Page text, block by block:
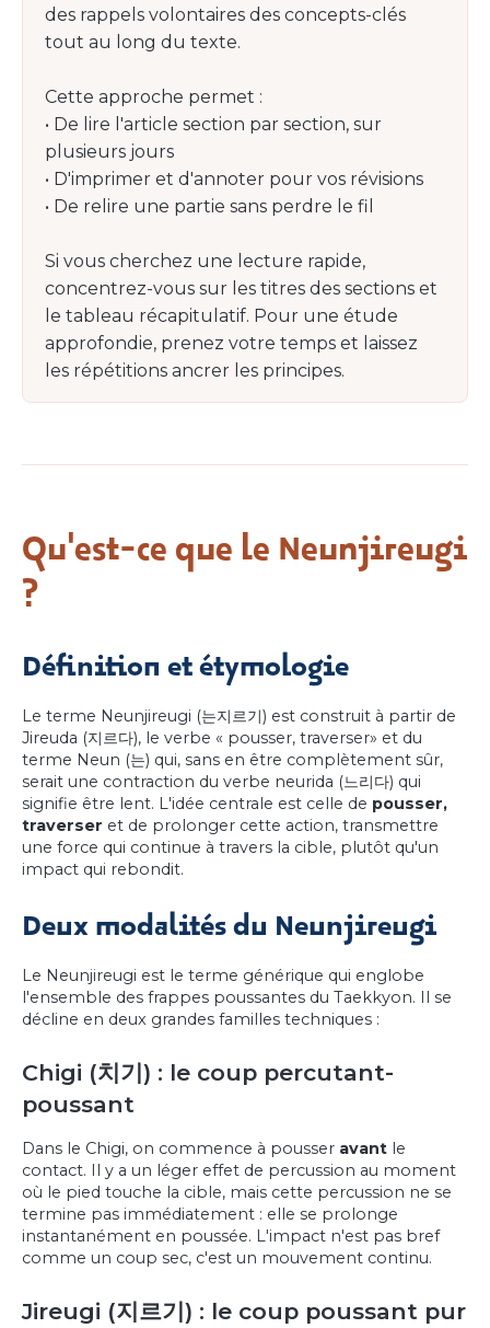
des rappels volontaires des concepts-clés
tout au long du texte.
Cette approche permet :
• De lire l'article section par section, sur
plusieurs jours
• D'imprimer et d'annoter pour vos révisions
• De relire une partie sans perdre le fil
Si vous cherchez une lecture rapide,
concentrez-vous sur les titres des sections et
le tableau récapitulatif. Pour une étude
approfondie, prenez votre temps et laissez
les répétitions ancrer les principes.
Qu'est-ce que le Neunjireugi
?
Définition et étymologie
Le terme Neunjireugi (는지르기) est construit à partir de
Jireuda (지르다), le verbe « pousser, traverser» et du
terme Neun (는) qui, sans en être complètement sûr,
serait une contraction du verbe neurida (느리다) qui
signifie être lent. L'idée centrale est celle de pousser,
traverser et de prolonger cette action, transmettre
une force qui continue à travers la cible, plutôt qu'un
impact qui rebondit.
Deux modalités du Neunjireugi
Le Neunjireugi est le terme générique qui englobe
l'ensemble des frappes poussantes du Taekkyon. Il se
décline en deux grandes familles techniques :
Chigi (치기) : le coup percutant-
poussant
Dans le Chigi, on commence à pousser avant le
contact. Il y a un léger effet de percussion au moment
où le pied touche la cible, mais cette percussion ne se
termine pas immédiatement : elle se prolonge
instantanément en poussée. L'impact n'est pas bref
comme un coup sec, c'est un mouvement continu.
Jireugi (지르기) : le coup poussant pur